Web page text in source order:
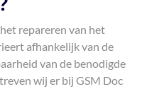
repareren van het
afhankelijk van de
van de benodigde
wij er bij GSM Doc